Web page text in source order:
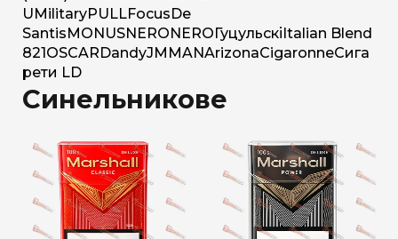
U MilitaryPULLFocus De
Santis MONUSNERO NERO Гуцульскі Italian Blend
821 OSCAR DandyJM MANArizonaCigaronneСига
рети LD
Синельникове